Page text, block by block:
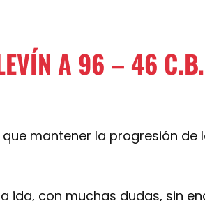
A 96 – 46
mantener la progresión de
ida, con muchas dudas, sin